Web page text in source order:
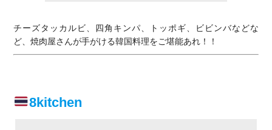
チーズタッカルビ、四角キンパ、トッポギ、ビビンバなどな
ど、焼肉屋さんが手がける韓国料理をご堪能あれ！！
8kitchen